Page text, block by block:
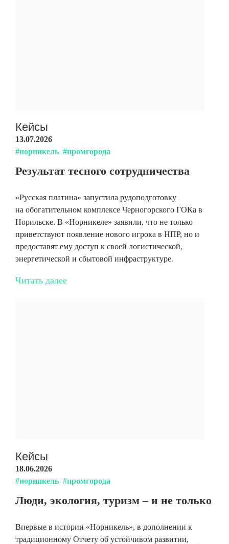
Кейсы
13.07.2026
#норникель #промгорода
Результат тесного сотрудничества
«Русская платина» запустила рудоподготовку
на обогатительном комплексе Черногорского ГОКа в
Норильске. В «Норникеле» заявили, что не только
приветствуют появление нового игрока в НПР, но и
предоставят ему доступ к своей логистической,
энергетической и сбытовой инфраструктуре.
Читать далее
Кейсы
18.06.2026
#норникель #промгорода
Люди, экология, туризм – и не только
Впервые в истории «Норникель», в дополнении к
традиционному Отчету об устойчивом развитии,